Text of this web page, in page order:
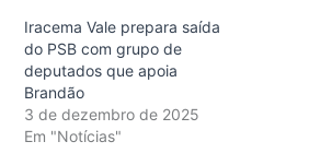
Iracema Vale prepara saída
do PSB com grupo de
deputados que apoia
Brandão
3 de dezembro de 2025
Em "Notícias"